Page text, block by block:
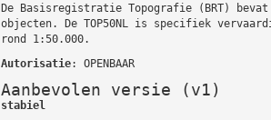
De Basisregistratie Topografie (BRT)
objecten. De TOP50NL is specifiek
rond 1:50.000.
Autorisatie: OPENBAAR
Aanbevolen versie (v1)
stabiel